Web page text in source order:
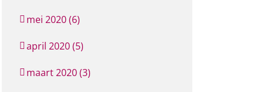
mei 2020 (6)
april 2020 (5)
maart 2020 (3)